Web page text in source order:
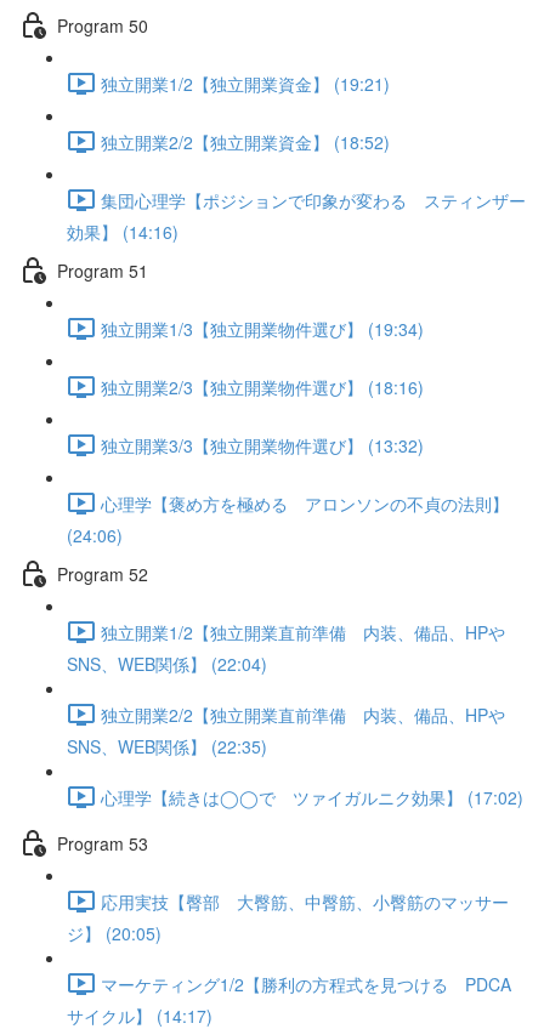
Program 50
独立開業1/2【独立開業資金】 (19:21)
独立開業2/2【独立開業資金】 (18:52)
集団心理学【ポジションで印象が変わる スティンザー
効果】 (14:16)
Program 51
独立開業1/3【独立開業物件選び】 (19:34)
独立開業2/3【独立開業物件選び】 (18:16)
独立開業3/3【独立開業物件選び】 (13:32)
心理学【褒め方を極める アロンソンの不貞の法則】
(24:06)
Program 52
独立開業1/2【独立開業直前準備 内装、備品、HPや
SNS、WEB関係】 (22:04)
独立開業2/2【独立開業直前準備 内装、備品、HPや
SNS、WEB関係】 (22:35)
心理学【続きは◯◯で ツァイガルニク効果】 (17:02)
Program 53
応用実技【臀部 大臀筋、中臀筋、小臀筋のマッサー
ジ】 (20:05)
マーケティング1/2【勝利の方程式を見つける PDCA
サイクル】 (14:17)